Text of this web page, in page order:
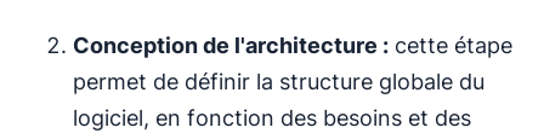
Conception de l'architecture : cette étape
permet de définir la structure globale du
logiciel, en fonction des besoins et des